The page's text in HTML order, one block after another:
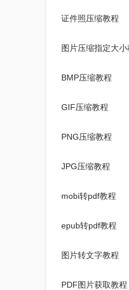
证件照压缩教程
图片压缩指定大小
BMP压缩教程
GIF压缩教程
PNG压缩教程
JPG压缩教程
mobi转pdf教程
epub转pdf教程
图片转文字教程
PDF图片获取教程